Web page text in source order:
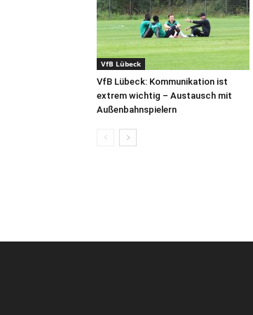
VfB Lübeck
VfB Lübeck: Kommunikation ist
extrem wichtig – Austausch mit
Außenbahnspielern